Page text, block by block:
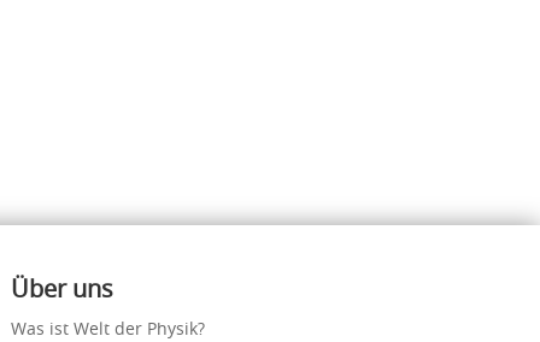
Über uns
Was ist Welt der Physik?